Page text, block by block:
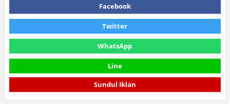
Facebook
Twitter
WhatsApp
Line
Sundul Iklan